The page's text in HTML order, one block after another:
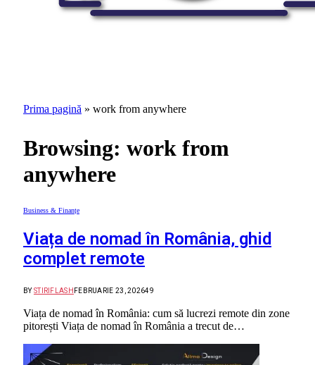
Prima pagină » work from anywhere
Browsing: work from
anywhere
Business & Finanțe
Viața de nomad în România, ghid
complet remote
BY STIRIFLASH FEBRUARIE 23, 202649
Viața de nomad în România: cum să lucrezi remote din zone
pitorești Viața de nomad în România a trecut de…